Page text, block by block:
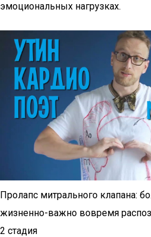
эмоциональных нагрузках.
Пролапс митрального клапана:
жизненно-важно вовремя
2 стадия